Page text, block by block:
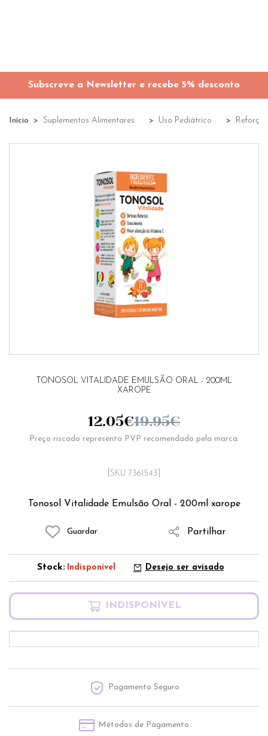
Subscreve a Newsletter e recebe 5% desconto
Início Suplementos Alimentares Uso Pediátrico Reforço
TONOSOL VITALIDADE EMULSÃO ORAL - 200ML
XAROPE
Tonosol Vitalidade Emulsão Oral - 200ml xarope
[SKU 7361543]
12.05€19.95€
Preço riscado representa PVP recomendado pela marca.
Guardar Partilhar
Stock: Indisponível Desejo ser avisado
INDISPONÍVEL
Pagamento Seguro
Métodos de Pagamento